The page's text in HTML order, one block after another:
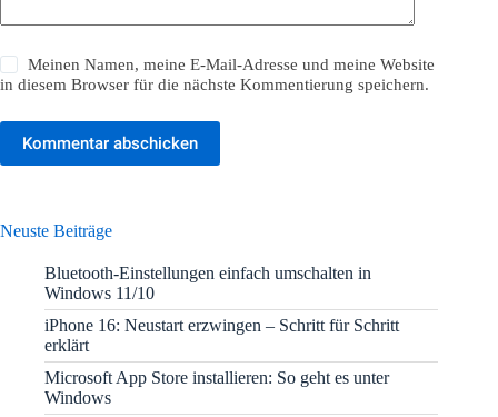
Meinen Namen, meine E-Mail-Adresse und meine Website
in diesem Browser für die nächste Kommentierung speichern.
Kommentar abschicken
Neuste Beiträge
Bluetooth-Einstellungen einfach umschalten in
Windows 11/10
iPhone 16: Neustart erzwingen – Schritt für Schritt
erklärt
Microsoft App Store installieren: So geht es unter
Windows